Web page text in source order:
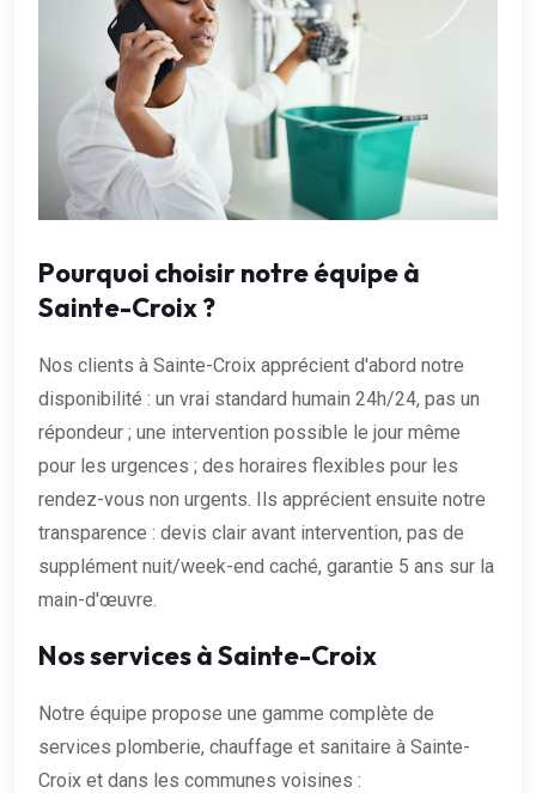
Pourquoi choisir notre équipe à
Sainte-Croix ?
Nos clients à Sainte-Croix apprécient d'abord notre
disponibilité : un vrai standard humain 24h/24, pas un
répondeur ; une intervention possible le jour même
pour les urgences ; des horaires flexibles pour les
rendez-vous non urgents. Ils apprécient ensuite notre
transparence : devis clair avant intervention, pas de
supplément nuit/week-end caché, garantie 5 ans sur la
main-d'œuvre.
Nos services à Sainte-Croix
Notre équipe propose une gamme complète de
services plomberie, chauffage et sanitaire à Sainte-
Croix et dans les communes voisines :